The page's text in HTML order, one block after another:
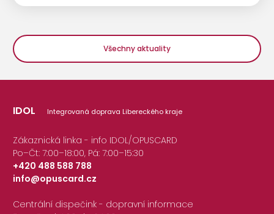
Všechny aktuality
IDOL Integrovaná doprava Libereckého kraje
Zákaznická linka - info IDOL/OPUSCARD
Po–Čt: 7:00–18:00, Pá: 7:00–15:30
+420 488 588 788
|
info@opuscard.cz
Centrální dispečink - dopravní informace